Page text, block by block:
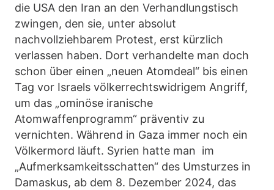
die USA den Iran an den Verhandlungstisch
zwingen, den sie, unter absolut
nachvollziehbarem Protest, erst kürzlich
verlassen haben. Dort verhandelte man doch
schon über einen „neuen Atomdeal“ bis einen
Tag vor Israels völkerrechtswidrigem Angriff,
um das „ominöse iranische
Atomwaffenprogramm“ präventiv zu
vernichten. Während in Gaza immer noch ein
Völkermord läuft. Syrien hatte man im
„Aufmerksamkeitsschatten“ des Umsturzes in
Damaskus, ab dem 8. Dezember 2024, das